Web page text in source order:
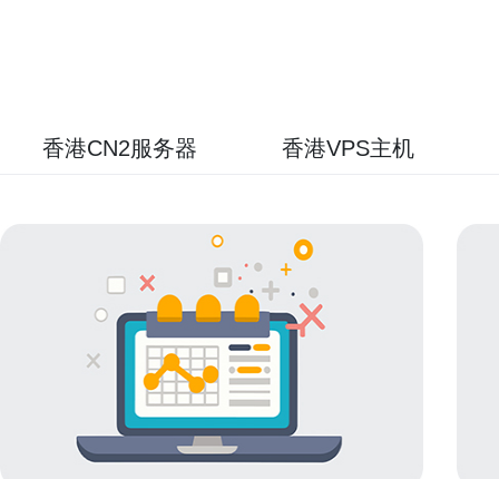
香港CN2服务器 香港VPS主机